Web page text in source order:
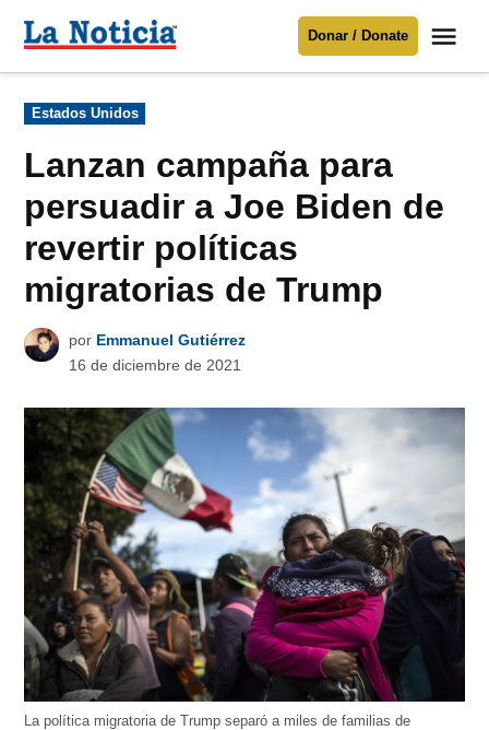
Para mantenerte informado necesitamos
Donar
contenido
Noticia
Donar / Donate
Publicado
en
Estados Unidos
Lanzan campaña para
persuadir a Joe Biden de
revertir políticas
migratorias de Trump
por Emmanuel Gutiérrez
16 de diciembre de 2021
La política migratoria de Trump separó a miles de familias de